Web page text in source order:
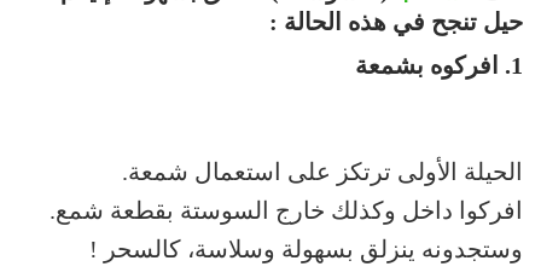
حيل تنجح في هذه الحالة :
1. افركوه بشمعة
الحيلة الأولى ترتكز على استعمال شمعة.
افركوا داخل وكذلك خارج السوستة بقطعة شمع.
وستجدونه ينزلق بسهولة وسلاسة، كالسحر !